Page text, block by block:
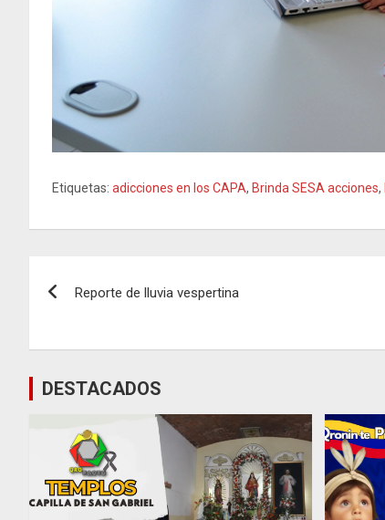
Etiquetas: adicciones en los CAPA, Brinda SESA acciones,
entradas
Reporte de lluvia vespertina
DESTACADOS